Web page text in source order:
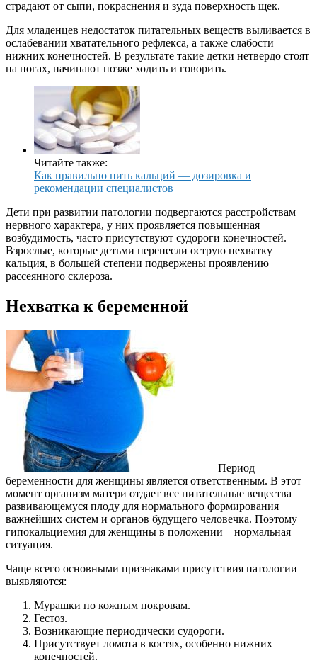
страдают от сыпи, покраснения и зуда поверхность щек.
Для младенцев недостаток питательных веществ выливается в
ослабевании хватательного рефлекса, а также слабости
нижних конечностей. В результате такие детки нетвердо стоят
на ногах, начинают позже ходить и говорить.
Читайте также:
Как правильно пить кальций — дозировка и
рекомендации специалистов
Дети при развитии патологии подвергаются расстройствам
нервного характера, у них проявляется повышенная
возбудимость, часто присутствуют судороги конечностей.
Взрослые, которые детьми перенесли острую нехватку
кальция, в большей степени подвержены проявлению
рассеянного склероза.
Нехватка к беременной
Период
беременности для женщины является ответственным. В этот
момент организм матери отдает все питательные вещества
развивающемуся плоду для нормального формирования
важнейших систем и органов будущего человечка. Поэтому
гипокальциемия для женщины в положении – нормальная
ситуация.
Чаще всего основными признаками присутствия патологии
выявляются:
Мурашки по кожным покровам.
Гестоз.
Возникающие периодически судороги.
Присутствует ломота в костях, особенно нижних
конечностей.